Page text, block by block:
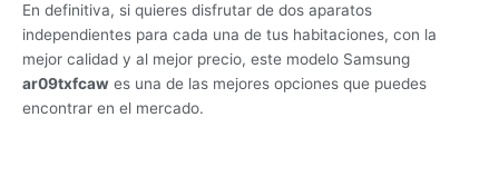
En definitiva, si quieres disfrutar de dos aparatos
independientes para cada una de tus habitaciones, con la
mejor calidad y al mejor precio, este modelo Samsung
ar09txfcaw es una de las mejores opciones que puedes
encontrar en el mercado.